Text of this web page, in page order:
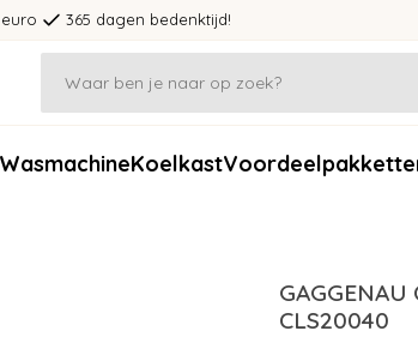
365 dagen bedenktijd!
WasmachineKoelkast
CLS20040